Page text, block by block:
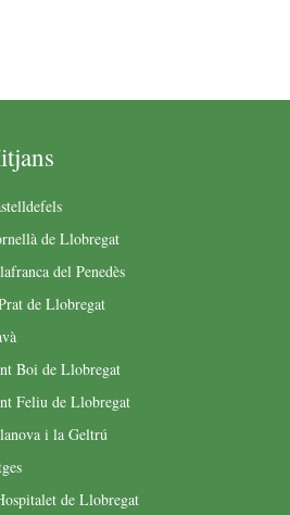
de Llobregat
del Penedès
de Llobregat
Boi de Llobregat
Feliu de Llobregat
i la Geltrú
de Llobregat